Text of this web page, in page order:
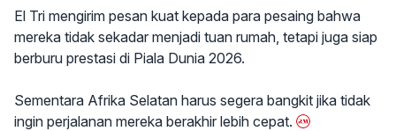
El Tri mengirim pesan kuat kepada para pesaing bahwa
mereka tidak sekadar menjadi tuan rumah, tetapi juga siap
berburu prestasi di Piala Dunia 2026.
Sementara Afrika Selatan harus segera bangkit jika tidak
ingin perjalanan mereka berakhir lebih cepat.